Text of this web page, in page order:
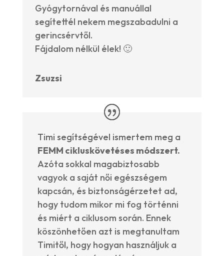
Gyógytornával és manuállal
segítettél nekem megszabadulni a
gerincsérvtől.
Fájdalom nélkül élek! 🙂
Zsuzsi
Timi segítségével ismertem meg a
FEMM cikluskövetéses módszert.
Azóta sokkal magabiztosabb
vagyok a saját női egészségem
kapcsán, és biztonságérzetet ad,
hogy tudom mikor mi fog történni
és miért a ciklusom során. Ennek
köszönhetően azt is megtanultam
Timitől, hogy hogyan használjuk a